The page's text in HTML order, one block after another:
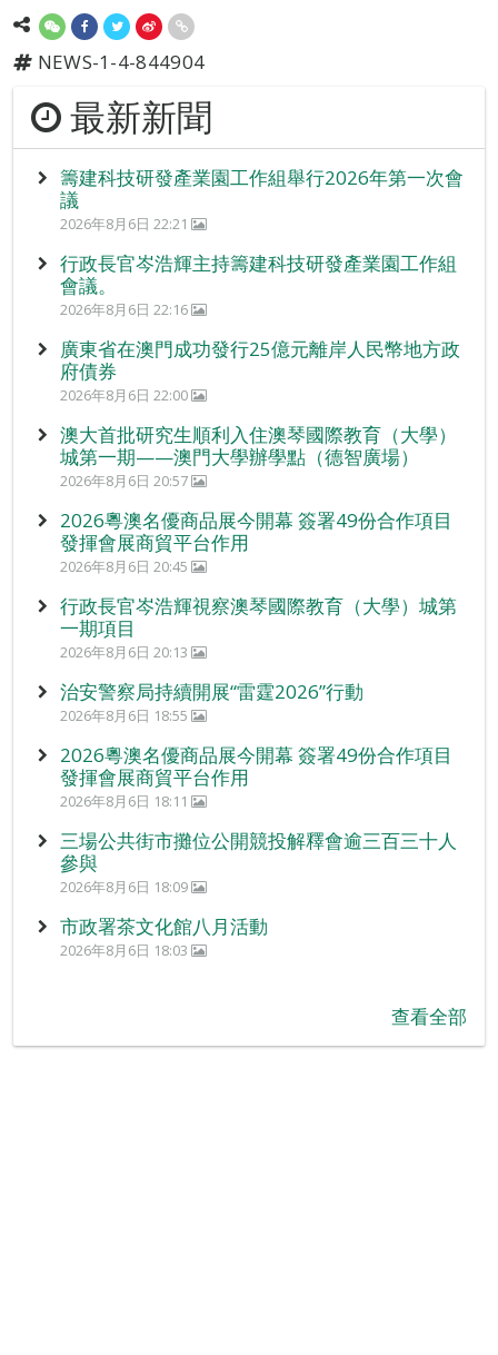
NEWS-1-4-844904
最新新聞
籌建科技研發產業園工作組舉行2026年第一次會
議
2026年8月6日 22:21
行政長官岑浩輝主持籌建科技研發產業園工作組
會議。
2026年8月6日 22:16
廣東省在澳門成功發行25億元離岸人民幣地方政
府債券
2026年8月6日 22:00
澳大首批研究生順利入住澳琴國際教育（大學）
城第一期——澳門大學辦學點（德智廣場）
2026年8月6日 20:57
2026粵澳名優商品展今開幕 簽署49份合作項目
發揮會展商貿平台作用
2026年8月6日 20:45
行政長官岑浩輝視察澳琴國際教育（大學）城第
一期項目
2026年8月6日 20:13
治安警察局持續開展“雷霆2026”行動
2026年8月6日 18:55
2026粵澳名優商品展今開幕 簽署49份合作項目
發揮會展商貿平台作用
2026年8月6日 18:11
三場公共街市攤位公開競投解釋會逾三百三十人
參與
2026年8月6日 18:09
市政署茶文化館八月活動
2026年8月6日 18:03
查看全部